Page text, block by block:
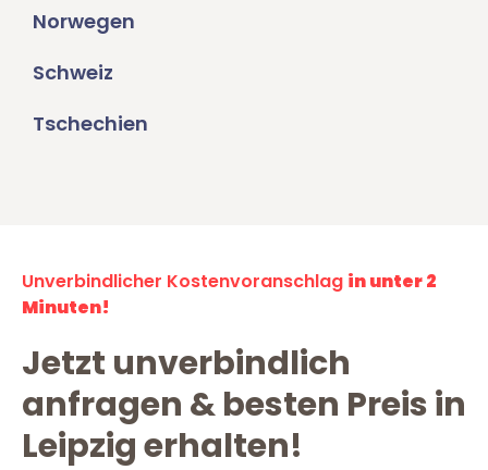
Norwegen
Schweiz
Tschechien
Unverbindlicher Kostenvoranschlag in unter 2
Minuten!
Jetzt unverbindlich
anfragen & besten Preis in
Leipzig erhalten!